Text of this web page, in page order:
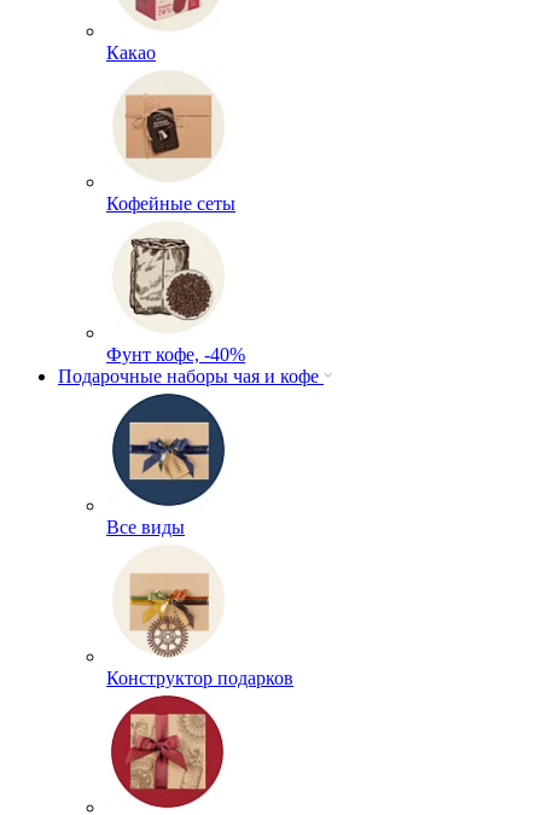
Какао
Кофейные сеты
Фунт кофе, -40%
Подарочные наборы чая и кофе
Все виды
Конструктор подарков